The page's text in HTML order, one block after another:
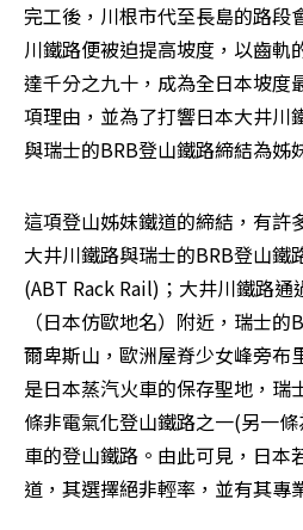
完工後，川根市代至長島的路段
川鐵路便被迫提高坡度，以齒軌
達千分之九十，成為全日本坡度
項理由，並為了打響日本大井川
與瑞士的BRB登山鐵路締結為姊
這項登山姊妹鐵道的締結，有許
大井川鐵路與瑞士的BRB登山鐵
(ABT Rack Rail)；大井川鐵路通
（日本仿歐地名）附近，瑞士
爾卑斯山，歐洲屋脊少女峰旁布
是日本蒸汽火車的保存聖地，瑞
條非電氣化登山鐵路之一(另一
車的登山鐵路。由此可見，日本
道，其選擇絕非輕率，並有其專